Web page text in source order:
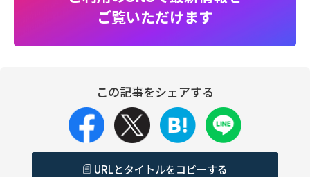
ご覧いただけます
この記事をシェアする
URLとタイトルをコピーする